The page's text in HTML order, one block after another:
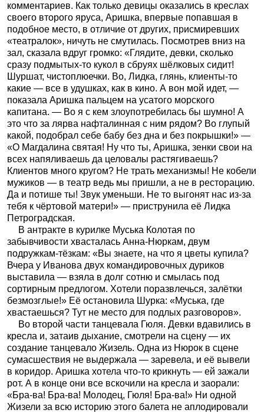
комментариев. Как только девицы оказались в креслах
своего второго яруса, Аришка, впервые попавшая в
подобное место, в отличие от других, присмиревших
«театралок», ничуть не смутилась. Посмотрев вниз на
зал, сказала вдруг громко: «Глядите, девки, сколько
сразу подмытых-то кукол в сбруях шёлковых сидит!
Шуршат, чистоплюечки. Во, Лидка, глянь, клиенты-то
какие — все в удушках, как в кино. А вон мой идет, —
показала Аришка пальцем на усатого морского
капитана. — Во я с кем злоупотребилась бы шумно! А
это что за лярва нафталинная с ним рядом? Во глупый
какой, подобрал себе бабу без дна и без покрышки!» —
«О Магдалина святая! Ну что ты, Аришка, зенки свои на
всех напяливаешь да целовалы растягиваешь?
Клиентов много кругом? Не трать механизмы! Не кобели
мужиков — в театр ведь мы пришли, а не в ресторацию.
Да и потише ты! Звук уменьши. Не то выгонят нас из-за
тебя к чёртовой матери!» — приструнила её Лидка
Петроградская.
В антракте в курилке Муська Колотая по
забывчивости хвасталась Анна-Нюркам, двум
подружкам-тёзкам: «Вы знаете, на что я цветы купила?
Вчера у Иванова двух командировочных дуриков
выставила — взяла в долг сотню и смылась под
сортирным предлогом. Хотели поразвлечься, залётки
безмозглые!» Её остановила Шурка: «Муська, где
хвастаешься? Тут не место для подлых разговоров».
Во второй части танцевала Гюля. Девки вдавились в
кресла и, затаив дыхание, смотрели на сцену — их
создание танцевало Жизель. Одна из Нюрок в сцене
сумасшествия не выдержала — заревела, и её вывели
в коридор. Аришка хотела что-то крикнуть — ей зажали
рот. А в конце они все вскочили на кресла и заорали:
«Бра-ва! Бра-ва! Молодец, Гюля! Бра-ва!» Ни одной
Жизели за всю историю этого балета не аплодировали